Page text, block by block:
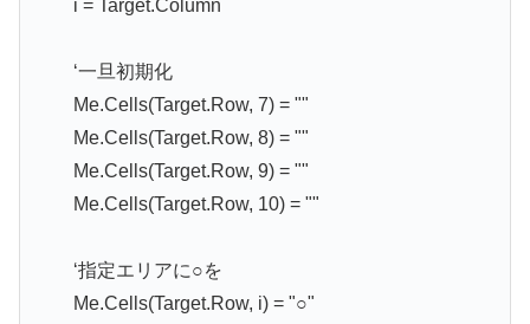
i = Target.Column
‘一旦初期化
Me.Cells(Target.Row, 7) = ""
Me.Cells(Target.Row, 8) = ""
Me.Cells(Target.Row, 9) = ""
Me.Cells(Target.Row, 10) = ""
‘指定エリアに○を
Me.Cells(Target.Row, i) = "○"